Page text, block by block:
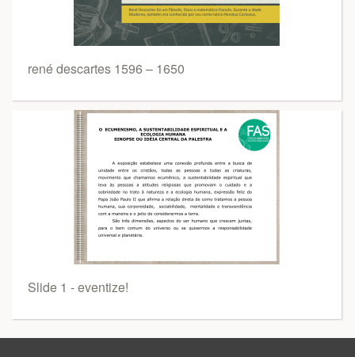
rené descartes 1596 – 1650
Slide 1 - eventize!